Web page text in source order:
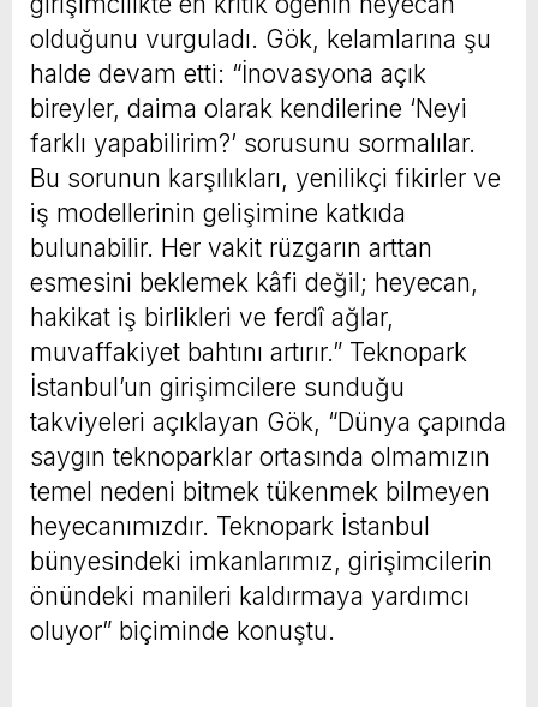
olduğunu vurguladı. Gök, kelamlarına şu
halde devam etti: “İnovasyona açık
bireyler, daima olarak kendilerine ‘Neyi
farklı yapabilirim?’ sorusunu sormalılar.
Bu sorunun karşılıkları, yenilikçi fikirler ve
iş modellerinin gelişimine katkıda
bulunabilir. Her vakit rüzgarın arttan
esmesini beklemek kâfi değil; heyecan,
hakikat iş birlikleri ve ferdî ağlar,
muvaffakiyet bahtını artırır.” Teknopark
İstanbul’un girişimcilere sunduğu
takviyeleri açıklayan Gök, “Dünya çapında
saygın teknoparklar ortasında olmamızın
temel nedeni bitmek tükenmek bilmeyen
heyecanımızdır. Teknopark İstanbul
bünyesindeki imkanlarımız, girişimcilerin
önündeki manileri kaldırmaya yardımcı
oluyor” biçiminde konuştu.